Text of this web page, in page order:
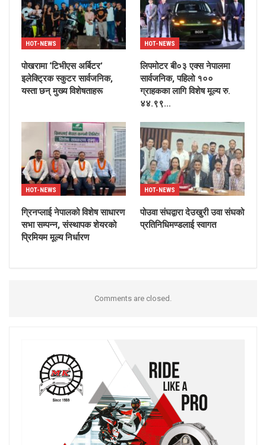
HOT-NEWS
पोखरामा ‘टिभीएस अर्बिटर’
इलेक्ट्रिक स्कुटर सार्वजनिक,
यस्ता छन् मुख्य विशेषताहरू
HOT-NEWS
लिपमोटर बी०३ एक्स नेपालमा
सार्वजनिक, पहिलो १००
ग्राहकका लागि विशेष मूल्य रु.
४४.९९…
HOT-NEWS
ग्रिनप्लाई नेपालको विशेष साधारण
सभा सम्पन्न, संस्थापक शेयरको
प्रिमियम मूल्य निर्धारण
HOT-NEWS
पोउवा संघद्वारा देउखुरी उवा संघको
प्रतिनिधिमण्डलाई स्वागत
Comments are closed.